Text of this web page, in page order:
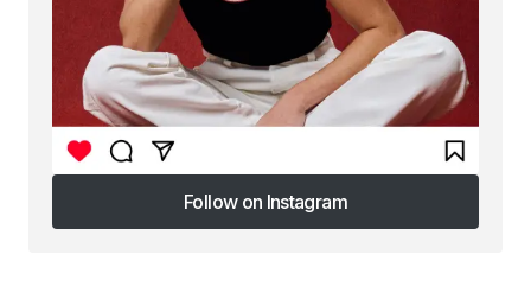
Follow on Instagram
Follow on Instagram